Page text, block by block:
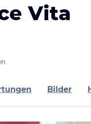
Vita
Bilder